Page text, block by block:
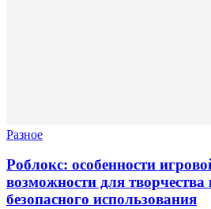
Разное
Роблокс: особенности
возможности для
безопасного использования